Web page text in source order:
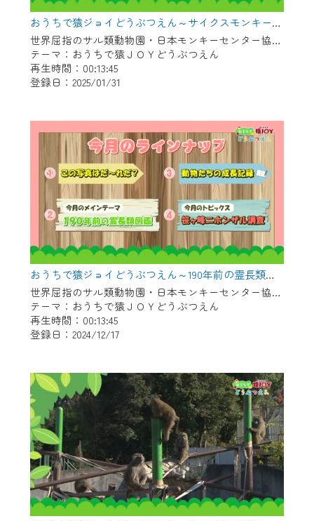
おうちで猿ジョイどうぶつえん～サイクスモンキー～（2024年12月16日初回放送）
世界屈指のサル類動物園・日本モンキーセンター協力の親子で学べる動物番組。
テーマ：おうちで猿ＪＯＹどうぶつえん
再生時間：00:13:45
登録日：2025/01/31
おうちで猿ジョイどうぶつえん～190年前の霊長類図鑑～（2024年11月16日初回放送）
世界屈指のサル類動物園・日本モンキーセンター協力の親子で学べる動物番組。
テーマ：おうちで猿ＪＯＹどうぶつえん
再生時間：00:13:45
登録日：2024/12/17